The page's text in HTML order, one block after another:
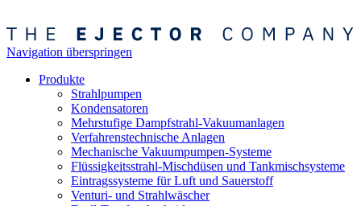
Navigation überspringen
Produkte
Strahlpumpen
Kondensatoren
Mehrstufige Dampfstrahl-Vakuumanlagen
Verfahrenstechnische Anlagen
Mechanische Vakuumpumpen-Systeme
Flüssigkeitsstrahl-Mischdüsen und Tankmischsysteme
Eintragssysteme für Luft und Sauerstoff
Venturi- und Strahlwäscher